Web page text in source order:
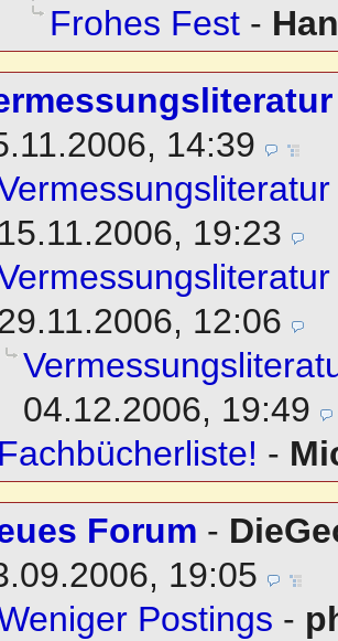
Frohes Fest-
14:39
15.11.2006, 19:23
12:06
04.12.2006, 19:49
Fachbücherliste! -
Forum -
19:05
Postings -